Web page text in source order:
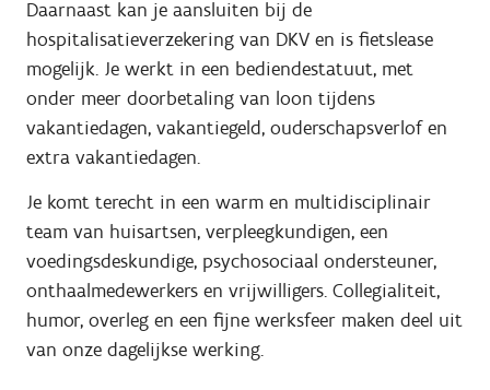
Daarnaast kan je aansluiten bij de
hospitalisatieverzekering van DKV en is fietslease
mogelijk. Je werkt in een bediendestatuut, met
onder meer doorbetaling van loon tijdens
vakantiedagen, vakantiegeld, ouderschapsverlof en
extra vakantiedagen.
Je komt terecht in een warm en multidisciplinair
team van huisartsen, verpleegkundigen, een
voedingsdeskundige, psychosociaal ondersteuner,
onthaalmedewerkers en vrijwilligers. Collegialiteit,
humor, overleg en een fijne werksfeer maken deel uit
van onze dagelijkse werking.